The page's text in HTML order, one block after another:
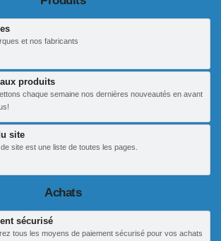
et nos fabricants
produits
chaque semaine nos dernières nouveautés en avant
site
site est une liste de toutes les pages.
Achats
sécurisé
tous les moyens de paiement sécurisé pour vos achats